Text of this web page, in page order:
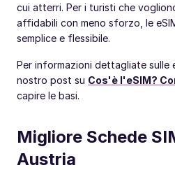
cui atterri. Per i turisti che
affidabili con meno sforzo, le
semplice e flessibile.
Per informazioni dettagliate sulle
nostro post su Cos'è l'eSIM?
capire le basi.
Migliore Schede
Austria